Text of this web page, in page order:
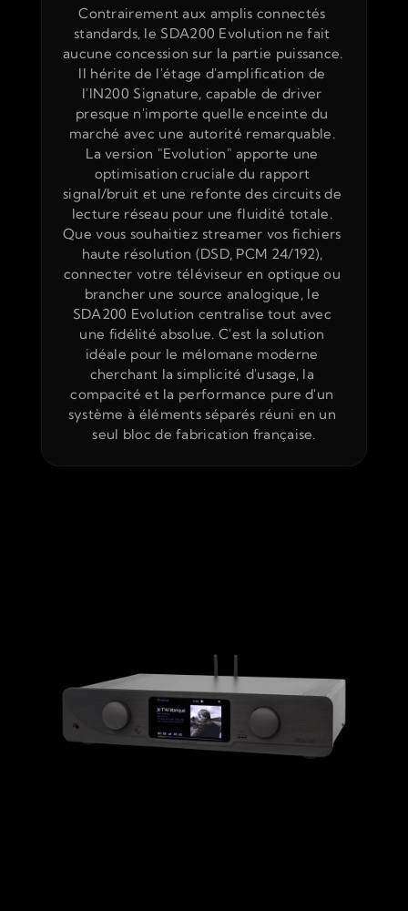
Contrairement aux amplis connectés
standards, le SDA200 Evolution ne fait
aucune concession sur la partie puissance.
Il hérite de l'étage d'amplification de
l'IN200 Signature, capable de driver
presque n'importe quelle enceinte du
marché avec une autorité remarquable.
La version "Evolution" apporte une
optimisation cruciale du rapport
signal/bruit et une refonte des circuits de
lecture réseau pour une fluidité totale.
Que vous souhaitiez streamer vos fichiers
haute résolution (DSD, PCM 24/192),
connecter votre téléviseur en optique ou
brancher une source analogique, le
SDA200 Evolution centralise tout avec
une fidélité absolue. C'est la solution
idéale pour le mélomane moderne
cherchant la simplicité d'usage, la
compacité et la performance pure d'un
système à éléments séparés réuni en un
seul bloc de fabrication française.